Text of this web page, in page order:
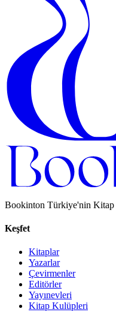
Bookinton Türkiye'nin Kitap
Keşfet
Kitaplar
Yazarlar
Çevirmenler
Editörler
Yayınevleri
Kitap Kulüpleri